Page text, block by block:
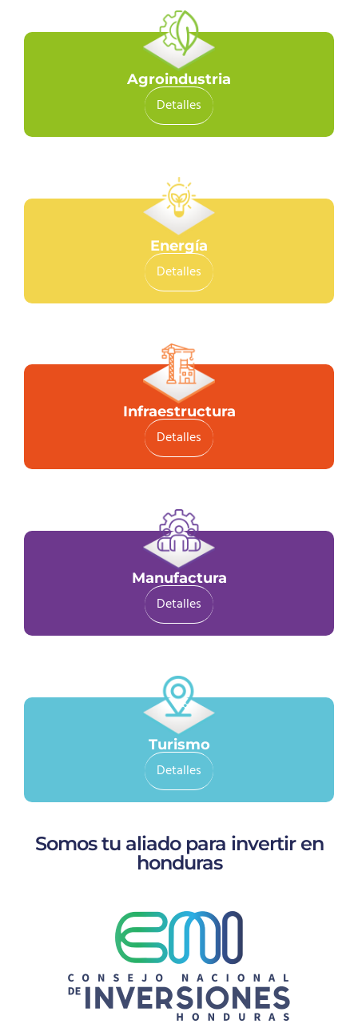
Agroindustria
Detalles
Energía
Detalles
Infraestructura
Detalles
Manufactura
Detalles
Turismo
Detalles
Somos tu aliado para invertir en
honduras